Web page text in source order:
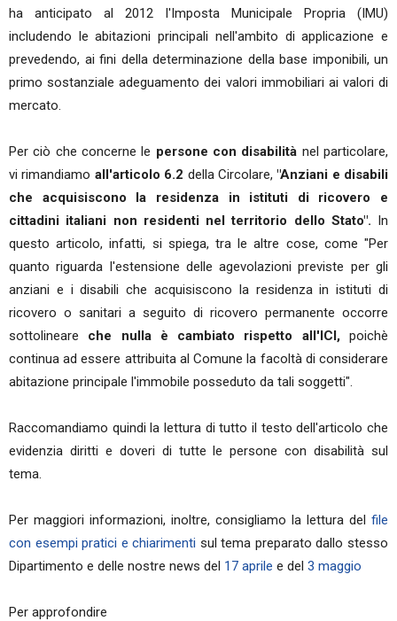
ha anticipato al 2012 l'Imposta Municipale Propria (IMU)
includendo le abitazioni principali nell'ambito di applicazione e
prevedendo, ai fini della determinazione della base imponibili, un
primo sostanziale adeguamento dei valori immobiliari ai valori di
mercato.
Per ciò che concerne le persone con disabilità nel particolare,
vi rimandiamo all'articolo 6.2 della Circolare,"Anziani e disabili
che acquisiscono la residenza in istituti di ricovero e
cittadini italiani non residenti nel territorio dello Stato". In
questo articolo, infatti, si spiega, tra le altre cose, come "Per
quanto riguarda l'estensione delle agevolazioni previste per gli
anziani e i disabili che acquisiscono la residenza in istituti di
ricovero o sanitari a seguito di ricovero permanente occorre
sottolineare che nulla è cambiato rispetto all'ICI,poichè
continua ad essere attribuita al Comune la facoltà di considerare
abitazione principale l'immobile posseduto da tali soggetti".
Raccomandiamo quindi la lettura di tutto il testo dell'articolo che
evidenzia diritti e doveri di tutte le persone con disabilità sul
tema.
Per maggiori informazioni, inoltre, consigliamo la lettura del file
con esempi pratici e chiarimenti sul tema preparato dallo stesso
Dipartimento e delle nostre news del 17 aprile e del 3 maggio
Per approfondire